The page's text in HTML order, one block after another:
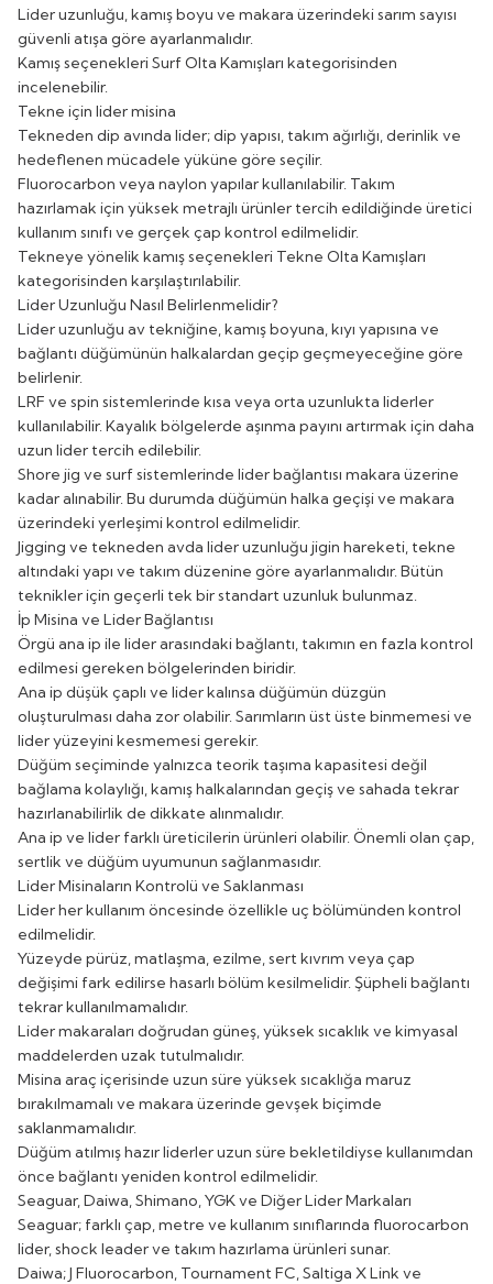
Lider uzunluğu, kamış boyu ve makara üzerindeki sarım sayısı
güvenli atışa göre ayarlanmalıdır.
Kamış seçenekleriSurf Olta Kamışları kategorisinden
incelenebilir.
Tekne için lider misina
Tekneden dip avında lider; dip yapısı, takım ağırlığı, derinlik ve
hedeflenen mücadele yüküne göre seçilir.
Fluorocarbon veya naylon yapılar kullanılabilir. Takım
hazırlamak için yüksek metrajlı ürünler tercih edildiğinde üretici
kullanım sınıfı ve gerçek çap kontrol edilmelidir.
Tekneye yönelik kamış seçenekleri Tekne Olta Kamışları
kategorisinden karşılaştırılabilir.
Lider Uzunluğu Nasıl Belirlenmelidir?
Lider uzunluğu av tekniğine, kamış boyuna, kıyı yapısına ve
bağlantı düğümünün halkalardan geçip geçmeyeceğine göre
belirlenir.
LRF ve spin sistemlerinde kısa veya orta uzunlukta liderler
kullanılabilir. Kayalık bölgelerde aşınma payını artırmak için daha
uzun lider tercih edilebilir.
Shore jig ve surf sistemlerinde lider bağlantısı makara üzerine
kadar alınabilir. Bu durumda düğümün halka geçişi ve makara
üzerindeki yerleşimi kontrol edilmelidir.
Jigging ve tekneden avda lider uzunluğu jigin hareketi, tekne
altındaki yapı ve takım düzenine göre ayarlanmalıdır. Bütün
teknikler için geçerli tek bir standart uzunluk bulunmaz.
İp Misina ve Lider Bağlantısı
Örgü ana ip ile lider arasındaki bağlantı, takımın en fazla kontrol
edilmesi gereken bölgelerinden biridir.
Ana ip düşük çaplı ve lider kalınsa düğümün düzgün
oluşturulması daha zor olabilir. Sarımların üst üste binmemesi ve
lider yüzeyini kesmemesi gerekir.
Düğüm seçiminde yalnızca teorik taşıma kapasitesi değil
bağlama kolaylığı, kamış halkalarından geçiş ve sahada tekrar
hazırlanabilirlik de dikkate alınmalıdır.
Ana ip ve lider farklı üreticilerin ürünleri olabilir. Önemli olan çap,
sertlik ve düğüm uyumunun sağlanmasıdır.
Lider Misinaların Kontrolü ve Saklanması
Lider her kullanım öncesinde özellikle uç bölümünden kontrol
edilmelidir.
Yüzeyde pürüz, matlaşma, ezilme, sert kıvrım veya çap
değişimi fark edilirse hasarlı bölüm kesilmelidir. Şüpheli bağlantı
tekrar kullanılmamalıdır.
Lider makaraları doğrudan güneş, yüksek sıcaklık ve kimyasal
maddelerden uzak tutulmalıdır.
Misina araç içerisinde uzun süre yüksek sıcaklığa maruz
bırakılmamalı ve makara üzerinde gevşek biçimde
saklanmamalıdır.
Düğüm atılmış hazır liderler uzun süre bekletildiyse kullanımdan
önce bağlantı yeniden kontrol edilmelidir.
Seaguar, Daiwa, Shimano, YGK ve Diğer Lider Markaları
Seaguar; farklı çap, metre ve kullanım sınıflarında fluorocarbon
lider, shock leader ve takım hazırlama ürünleri sunar.
Daiwa; J Fluorocarbon, Tournament FC, Saltiga X Link ve